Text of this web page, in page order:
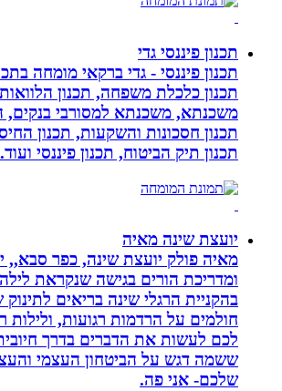
תכנון פיננסי גדי
תכנון כלכלת משפחה, תכנון הלוואות
משכנתא, משכנתא למסורבי בנקים,
תכנון חסכונות והשקעות, תכנון החיסכון
תכנון תיק הביטוח, תכנון פיננסי ועוד.
יועצת שינה מאיה
מאיה פולק יועצת שינה, כפר סבא,, יועצת
ומדריכת הורים בגישה שנקראת לילה
בהקניית הרגלי שינה בריאים לתינוק
חולמים על הרדמות רגועות, ולילות
לכם לעשות את הדברים בדרך חיובית
ששמה דגש על הביטחון העצמי
שלכם- אני פה.